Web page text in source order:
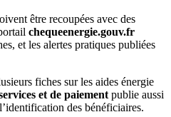
être recoupées avec des
chequeenergie.gouv.fr
et les alertes pratiques publiées
fiches sur les aides énergie
et de paiement publie aussi
des bénéficiaires.